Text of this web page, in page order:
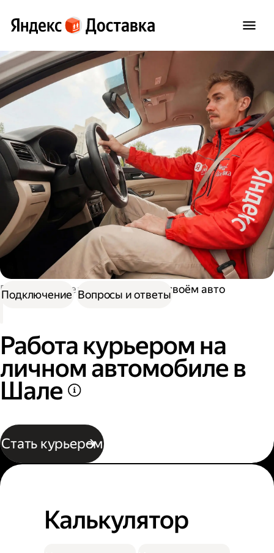
Работа водителем Работа на своём авто
Работа курьером на
личном автомобиле в
Шале
Стать курьером
Подключение Вопросы и ответы
Калькулятор